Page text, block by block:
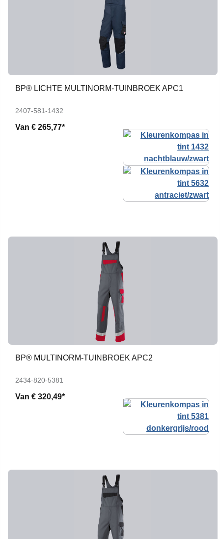
BP® LICHTE MULTINORM-TUINBROEK APC1
2407-581-1432
Van € 265,77*
BP® MULTINORM-TUINBROEK APC2
2434-820-5381
Van € 320,49*